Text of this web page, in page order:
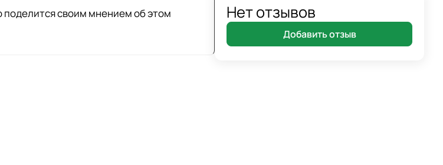
своим мнением об этом
Нет отзывов
Добавить отзыв